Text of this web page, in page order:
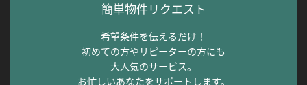
簡単物件リクエスト
希望条件を伝えるだけ！
初めての方やリピーターの方にも
大人気のサービス。
お忙しいあなたをサポートします。